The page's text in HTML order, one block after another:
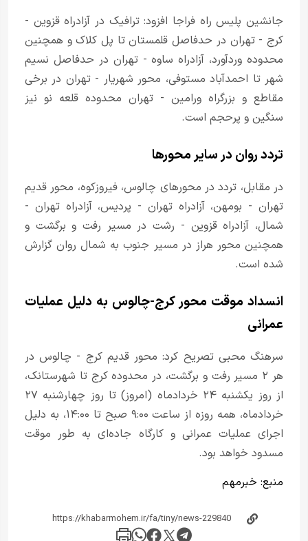
جانشین پلیس راه فراجا افزود: ترافیک در آزادراه قزوین -
کرج - تهران در حدفاصل قلمستان تا پل کلاک و همچنین
محدوده وردآورد، آزادراه ساوه - تهران در حدفاصل نسیم
شهر تا احمدآباد مستوفی، محور شهریار - تهران در برخی
مقاطع و بزرگراه ورامین - تهران محدوده قلعه نو نیز
سنگین و پرحجم است.
تردد روان در سایر محورها
در مقابل، تردد در محورهای چالوس، فیروزکوه، محور قدیم
تهران - بومهن، آزادراه تهران - پردیس، آزادراه تهران -
شمال، آزادراه قزوین - رشت در مسیر رفت و برگشت و
همچنین محور هراز در مسیر جنوب به شمال روان گزارش
شده است.
انسداد موقت محور کرج-چالوس به دلیل عملیات
عمرانی
سرهنگ محبی تصریح کرد: محور قدیم کرج - چالوس در
هر ۲ مسیر رفت و برگشت، در محدوده کرج تا شهرستانک،
از روز یکشنبه ۲۴ خردادماه (امروز) تا روز چهارشنبه ۲۷
خردادماه، همه روزه از ساعت ۹:۰۰ صبح تا ۱۴:۰۰، به دلیل
اجرای عملیات عمرانی و کارگاه جاده‌ای به طور موقت
مسدود خواهد بود.
منبع: خبر‌مهم